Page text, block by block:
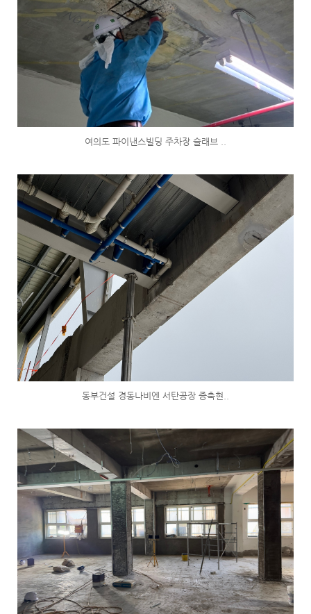
여의도 파이낸스빌딩 주차장 슬래브 ..
동부건설 경동나비엔 서탄공장 증축현..